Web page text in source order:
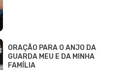
ORAÇÃO PARA O ANJO DA
GUARDA MEU E DA MINHA
FAMÍLIA